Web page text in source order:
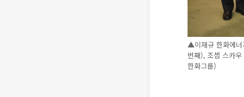
▲이재규 한화에너
번째), 조셉 스카
한화그룹)